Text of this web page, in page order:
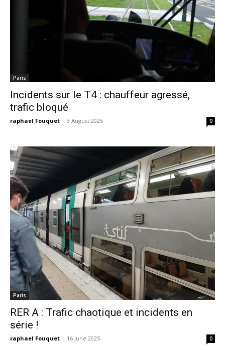
Paris
Incidents sur le T4 : chauffeur agressé,
trafic bloqué
raphael Fouquet - 3 August 2025 0
Paris
RER A : Trafic chaotique et incidents en
série !
raphael Fouquet - 16 June 2025 0